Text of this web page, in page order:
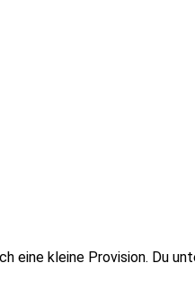
eine kleine Provision. Du